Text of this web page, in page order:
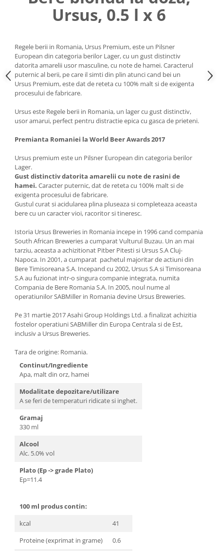
Ursus, 0.5 l x 6
Regele berii in Romania, Ursus Premium, este un Pilsner
European din categoria berilor Lager, cu un gust distinctiv
datorita amarelii usor masculine, cu note de hamei. Caracterul
puternic al berii, pe care il simti din plin atunci cand bei un
Ursus Premium, este dat de reteta cu 100% malt si de exigenta
procesului de fabricare.
Ursus este Regele berii in Romania, un lager cu gust distinctiv,
usor amarui, perfect pentru distractie epica cu gasca de prieteni.
Premianta Romaniei la World Beer Awards 2017
Ursus premium este un Pilsner European din categoria berilor
Lager.
Gust distinctiv datorita amarelii cu note de rasini de
hamei. Caracter puternic, dat de reteta cu 100% malt si de
exigenta procesului de fabricare.
Gustul curat si acidularea plina pluseaza si completeaza aceasta
bere cu un caracter vioi, racoritor si tineresc.
Istoria Ursus Breweries in Romania incepe in 1996 cand compania
South African Breweries a cumparat Vulturul Buzau. Un an mai
tarziu, aceasta a achizitionat Pitber Pitesti si Ursus S.A Cluj-
Napoca. In 2001, a cumparat pachetul majoritar de actiuni din
Bere Timisoreana S.A. Incepand cu 2002, Ursus S.A si Timisoreana
S.A au fuzionat intr-o singura companie integrata, numita
Compania de Bere Romania S.A. In 2005, noul nume al
operatiunilor SABMiller in Romania devine Ursus Breweries.
Pe 31 martie 2017 Asahi Group Holdings Ltd. a finalizat achizitia
fostelor operatiuni SABMiller din Europa Centrala si de Est,
inclusiv a Ursus Breweries.
Tara de origine: Romania.
Continut/Ingrediente
Apa, malt din orz, hamei
Modalitate depozitare/utilizare
A se feri de temperaturi ridicate si inghet.
Gramaj
330 ml
Alcool
Alc. 5.0% vol
Plato (Ep -> grade Plato)
Ep=11.4
100 ml produs contin:
kcal
41
Proteine (exprimat in grame)
0.6